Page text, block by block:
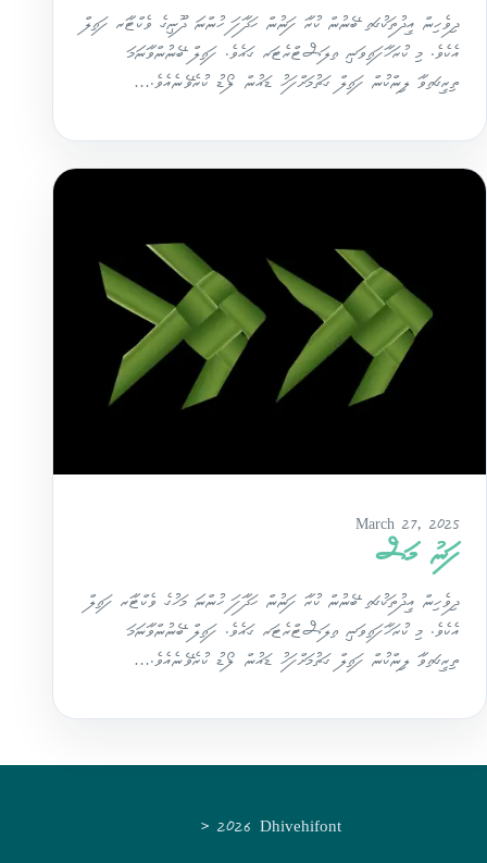
ދިވެހިން އީދުތަކުގައި ބޭނުން ކުރާ ފަނުން ހަދާފަ ހުންނަ ދޫނީގެ ވެކްޓާރ ފައިލް
އެކެވެ. މި ކުރަހާފައިވަނީ އިލަސްޓްރެޓަރ ގައެވެ. ފައިލް ބޭނުންވާނަމަ
ތިރީގައިވާ ލިންކުން ފައިލް ގަތުމަށްފަހު ޑައުން ލޯޑު ކުރެވޭނެއެވެ.…
March 27, 2025
ފަނު މަސް
ދިވެހިން އީދުތަކުގައި ބޭނުން ކުރާ ފަނުން ހަދާފަ ހުންނަ މަހުގެ ވެކްޓާރ ފައިލް
އެކެވެ. މި ކުރަހާފައިވަނީ އިލަސްޓްރެޓަރ ގައެވެ. ފައިލް ބޭނުންވާނަމަ
ތިރީގައިވާ ލިންކުން ފައިލް ގަތުމަށްފަހު ޑައުން ލޯޑު ކުރެވޭނެއެވެ.…
© 2026 Dhivehifont